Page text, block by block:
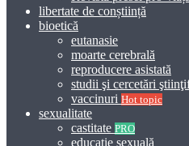
libertate de conștiință
bioetică
eutanasie
moarte cerebrală
reproducere asistată
studii şi cercetări
vaccinuri Hot topic
sexualitate
castitate PRO
educaţie sexuală